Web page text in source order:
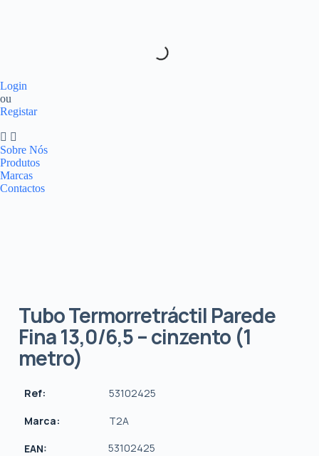
Login
ou
Registar
Sobre Nós
Produtos
Marcas
Contactos
Tubo Termorretráctil Parede
Fina 13,0/6,5 – cinzento (1
metro)
Ref: 53102425
Marca: T2A
EAN: 53102425